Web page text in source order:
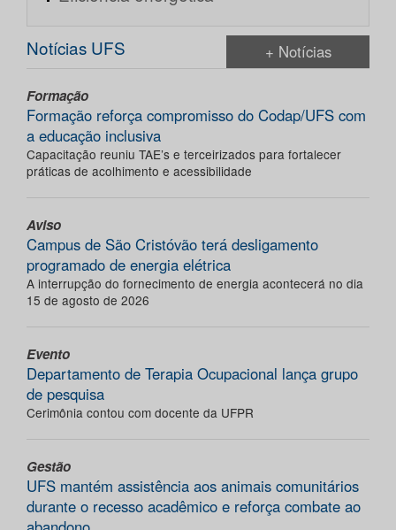
Notícias UFS + Notícias
Formação
Formação reforça compromisso do Codap/UFS com
a educação inclusiva
Capacitação reuniu TAE’s e terceirizados para fortalecer
práticas de acolhimento e acessibilidade
Aviso
Campus de São Cristóvão terá desligamento
programado de energia elétrica
A interrupção do fornecimento de energia acontecerá no dia
15 de agosto de 2026
Evento
Departamento de Terapia Ocupacional lança grupo
de pesquisa
Cerimônia contou com docente da UFPR
Gestão
UFS mantém assistência aos animais comunitários
durante o recesso acadêmico e reforça combate ao